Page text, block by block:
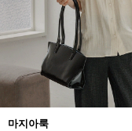
마지아룩